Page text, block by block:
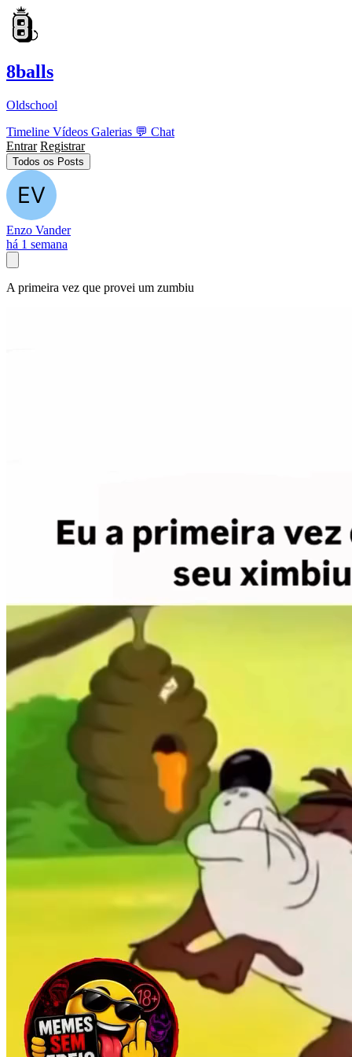
8balls
Oldschool
Timeline Vídeos Galerias 💬 Chat
Entrar Registrar
Todos os Posts
Enzo Vander
há 1 semana
A primeira vez que provei um zumbiu